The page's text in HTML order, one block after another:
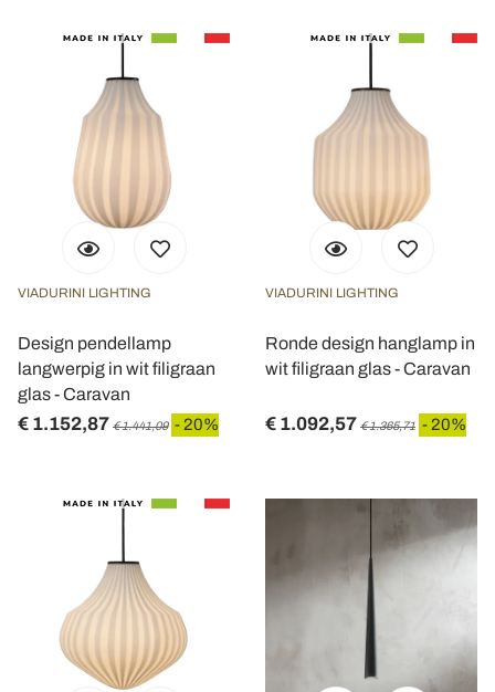
VIADURINI LIGHTING
Design pendellamp
langwerpig in wit filigraan
glas - Caravan
€ 1.152,87 € 1.441,09 - 20%
VIADURINI LIGHTING
Ronde design hanglamp in
wit filigraan glas - Caravan
€ 1.092,57 € 1.365,71 - 20%